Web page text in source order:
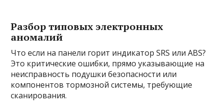
Разбор типовых электронных
аномалий
Что если на панели горит индикатор SRS или ABS?
Это критические ошибки, прямо указывающие на
неисправность подушки безопасности или
компонентов тормозной системы, требующие
сканирования.